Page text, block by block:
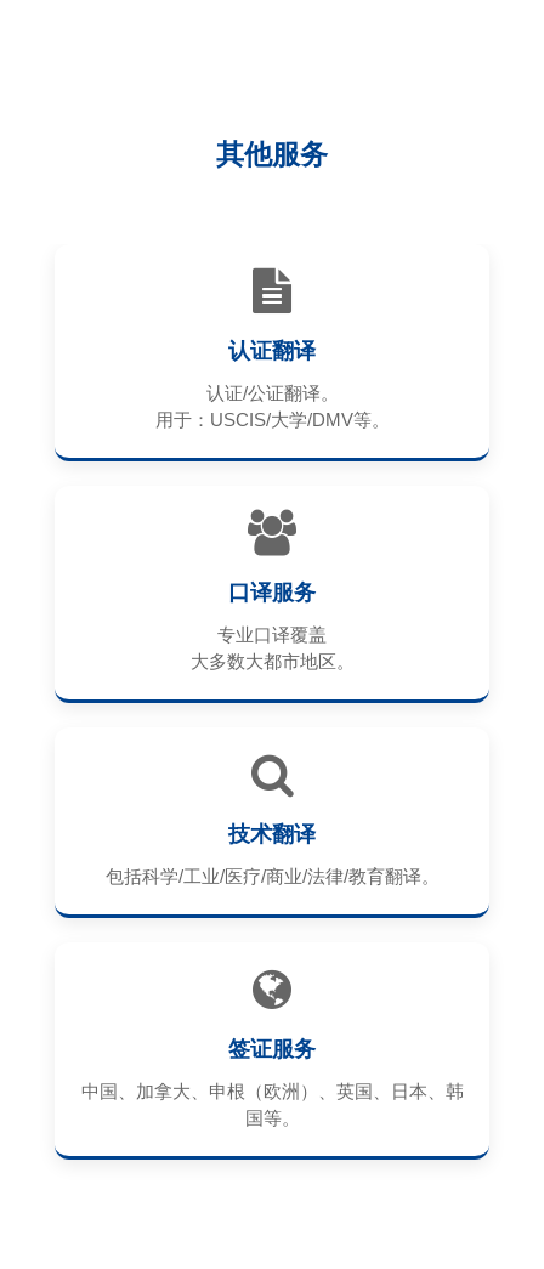
其他服务
认证翻译
认证/公证翻译。
用于：USCIS/大学/DMV等。
口译服务
专业口译覆盖
大多数大都市地区。
技术翻译
包括科学/工业/医疗/商业/法律/教育翻译。
签证服务
中国、加拿大、申根（欧洲）、英国、日本、韩
国等。